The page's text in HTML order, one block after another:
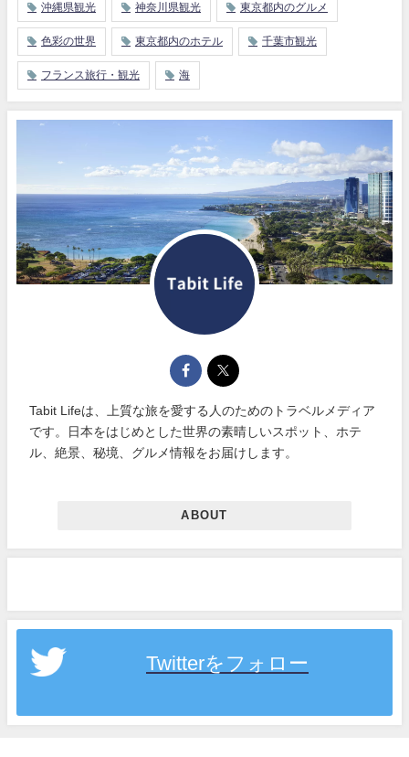
沖縄県観光 神奈川県観光 東京都内のグルメ
色彩の世界 東京都内のホテル 千葉市観光
フランス旅行・観光 海
Tabit Lifeは、上質な旅を愛する人のためのトラベルメディア
です。日本をはじめとした世界の素晴しいスポット、ホテ
ル、絶景、秘境、グルメ情報をお届けします。
ABOUT
Twitterをフォロー